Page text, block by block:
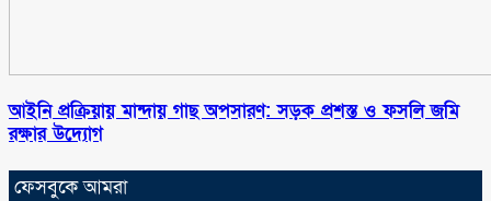
আইনি প্রক্রিয়ায় মান্দায় গাছ অপসারণ: সড়ক প্রশস্ত ও ফসলি জমি
রক্ষার উদ্যোগ
ফেসবুকে আমরা